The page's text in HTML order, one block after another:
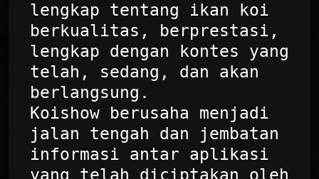
lengkap tentang ikan koi
berkualitas, berprestasi,
lengkap dengan kontes yang
telah, sedang, dan akan
berlangsung.
Koishow berusaha menjadi
jalan tengah dan jembatan
informasi antar aplikasi
yang telah diciptakan oleh